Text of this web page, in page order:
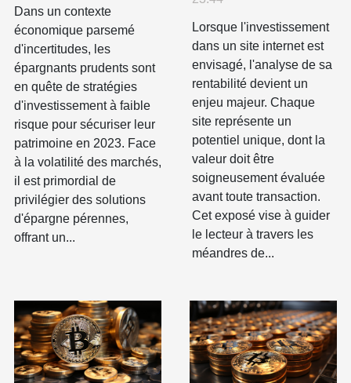
prudents en
2023
Dans un contexte
économique parsemé
d'incertitudes, les
épargnants prudents sont
en quête de stratégies
d'investissement à faible
risque pour sécuriser leur
patrimoine en 2023. Face
à la volatilité des marchés,
il est primordial de
privilégier des solutions
d'épargne pérennes,
offrant un...
avant l'achat
Lorsque l'investissement
dans un site internet est
envisagé, l'analyse de sa
rentabilité devient un
enjeu majeur. Chaque
site représente un
potentiel unique, dont la
valeur doit être
soigneusement évaluée
avant toute transaction.
Cet exposé vise à guider
le lecteur à travers les
méandres de...